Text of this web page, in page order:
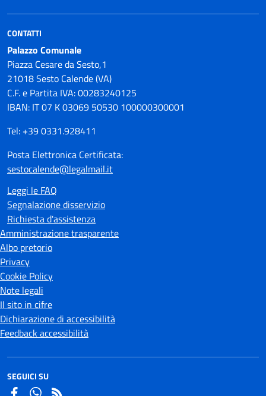
CONTATTI
Palazzo Comunale
Piazza Cesare da Sesto,1
21018 Sesto Calende (VA)
C.F. e Partita IVA: 00283240125
IBAN: IT 07 K 03069 50530 100000300001
Tel: +39 0331.928411
Posta Elettronica Certificata:
sestocalende@legalmail.it
Leggi le FAQ
Segnalazione disservizio
Richiesta d'assistenza
Amministrazione trasparente
Albo pretorio
Privacy
Cookie Policy
Note legali
Il sito in cifre
Dichiarazione di accessibilità
Feedback accessibilità
SEGUICI SU
FacebookWhatsapp